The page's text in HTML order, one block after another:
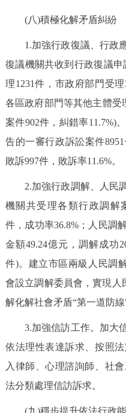
(八)積極化解矛盾糾紛
1.加強行政復議、行政應
復議機關共收到行政復議申
理1231件，市政府部門受
各區政府部門等其他主體受
案件902件，糾錯率11.7%)
告的一審行政訴訟案件
敗訴997件，敗訴率11.6%。
2.加強行政調解、人民調
機關共受理各類行政調解
件，成功率36.8%；人民調
金額49.24億元，調解成功
件)。建立市區兩級人民調
會設立調解委員會，實現人
解化解社會矛盾“第一道防線
3.加強信訪工作。加大信
依法理性表達訴求、按照
入律師、心理諮詢師、社
法分類處理信訪訴求。
(九)穩步提升依法行政